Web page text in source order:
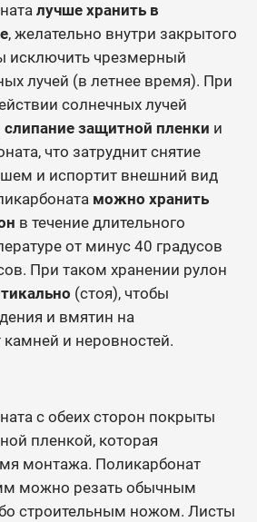
лучше хранить в
, желательно внутри закрытого
исключить чрезмерный
лучей (в летнее время). При
солнечных лучей
слипание защитной пленки и
что затруднит снятие
и испортит внешний вид
можно хранить
в течение длительного
от минус 40 градусов
При таком хранении рулон
(стоя), чтобы
и вмятин на
камней и неровностей.
с обеих сторон покрыты
пленкой, которая
монтажа. Поликарбонат
можно резать обычным
строительным ножом. Листы